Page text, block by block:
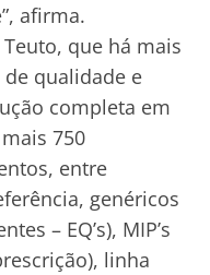
afirma.
que há mais
qualidade e
completa em
750
entre
genéricos
– EQ’s), MIP’s
linha